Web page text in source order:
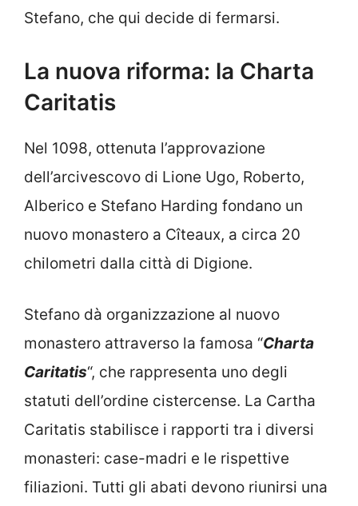
Stefano, che qui decide di fermarsi.
La nuova riforma: la Charta
Caritatis
Nel 1098, ottenuta l’approvazione
dell’arcivescovo di Lione Ugo, Roberto,
Alberico e Stefano Harding fondano un
nuovo monastero a Cîteaux, a circa 20
chilometri dalla città di Digione.
Stefano dà organizzazione al nuovo
monastero attraverso la famosa “Charta
Caritatis“, che rappresenta uno degli
statuti dell’ordine cistercense. La Cartha
Caritatis stabilisce i rapporti tra i diversi
monasteri: case-madri e le rispettive
filiazioni. Tutti gli abati devono riunirsi una